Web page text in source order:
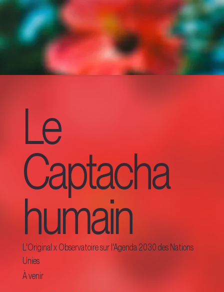
À venir
Le
Captacha
humain
L'Original x Observatoire sur l'Agenda 2030 des Nations
Unies